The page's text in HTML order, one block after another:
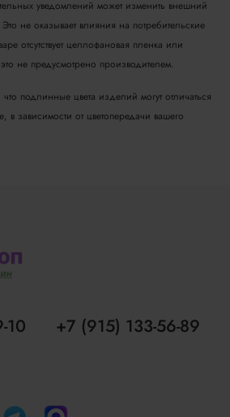
уведомлений может изменить внешний
не оказывает влияния на потребительские
отсутствует целлофановая пленка или
не предусмотрено производителем.
подлинные цвета изделий могут отличаться
в зависимости от цветопередачи вашего
10 +7 (915) 133-56-89